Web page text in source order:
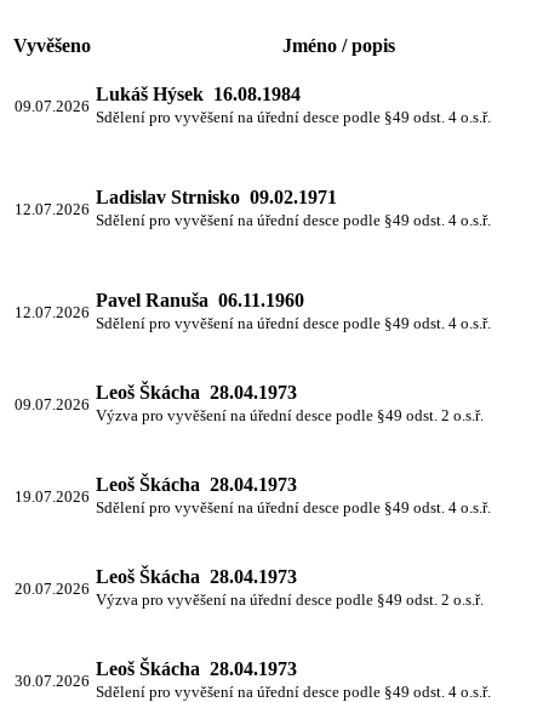
Vyvěšeno Jméno / popis
09.07.2026
Lukáš Hýsek 16.08.1984
Sdělení pro vyvěšení na úřední desce podle §49 odst. 4 o.s.ř.
12.07.2026
Ladislav Strnisko 09.02.1971
Sdělení pro vyvěšení na úřední desce podle §49 odst. 4 o.s.ř.
12.07.2026
Pavel Ranuša 06.11.1960
Sdělení pro vyvěšení na úřední desce podle §49 odst. 4 o.s.ř.
09.07.2026
Leoš Škácha 28.04.1973
Výzva pro vyvěšení na úřední desce podle §49 odst. 2 o.s.ř.
19.07.2026
Leoš Škácha 28.04.1973
Sdělení pro vyvěšení na úřední desce podle §49 odst. 4 o.s.ř.
20.07.2026
Leoš Škácha 28.04.1973
Výzva pro vyvěšení na úřední desce podle §49 odst. 2 o.s.ř.
30.07.2026
Leoš Škácha 28.04.1973
Sdělení pro vyvěšení na úřední desce podle §49 odst. 4 o.s.ř.